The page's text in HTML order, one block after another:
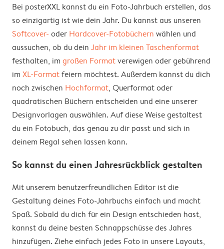
Bei posterXXL kannst du ein Foto-Jahrbuch erstellen, das
so einzigartig ist wie dein Jahr. Du kannst aus unseren
Softcover- oder Hardcover-Fotobüchern wählen und
aussuchen, ob du dein Jahr im kleinen Taschenformat
festhalten, im großen Formatverewigen oder gebührend
im XL-Formatfeiern möchtest. Außerdem kannst du dich
noch zwischen Hochformat, Querformat oder
quadratischen Büchern entscheiden und eine unserer
Designvorlagen auswählen. Auf diese Weise gestaltest
du ein Fotobuch, das genau zu dir passt und sich in
deinem Regal sehen lassen kann.
So kannst du einen Jahresrückblick gestalten
Mit unserem benutzerfreundlichen Editor ist die
Gestaltung deines Foto-Jahrbuchs einfach und macht
Spaß. Sobald du dich für ein Design entschieden hast,
kannst du deine besten Schnappschüsse des Jahres
hinzufügen. Ziehe einfach jedes Foto in unsere Layouts,